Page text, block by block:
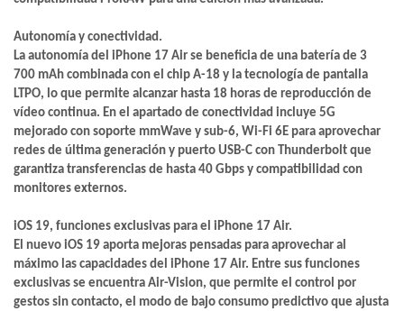
Autonomía y conectividad.
La autonomía del iPhone 17 Air se beneficia de una batería de 3
700 mAh combinada con el chip A-18 y la tecnología de pantalla
LTPO, lo que permite alcanzar hasta 18 horas de reproducción de
vídeo continua. En el apartado de conectividad incluye 5G
mejorado con soporte mmWave y sub-6, Wi-Fi 6E para aprovechar
redes de última generación y puerto USB-C con Thunderbolt que
garantiza transferencias de hasta 40 Gbps y compatibilidad con
monitores externos.
iOS 19, funciones exclusivas para el iPhone 17 Air.
El nuevo iOS 19 aporta mejoras pensadas para aprovechar al
máximo las capacidades del iPhone 17 Air. Entre sus funciones
exclusivas se encuentra Air-Vision, que permite el control por
gestos sin contacto, el modo de bajo consumo predictivo que ajusta